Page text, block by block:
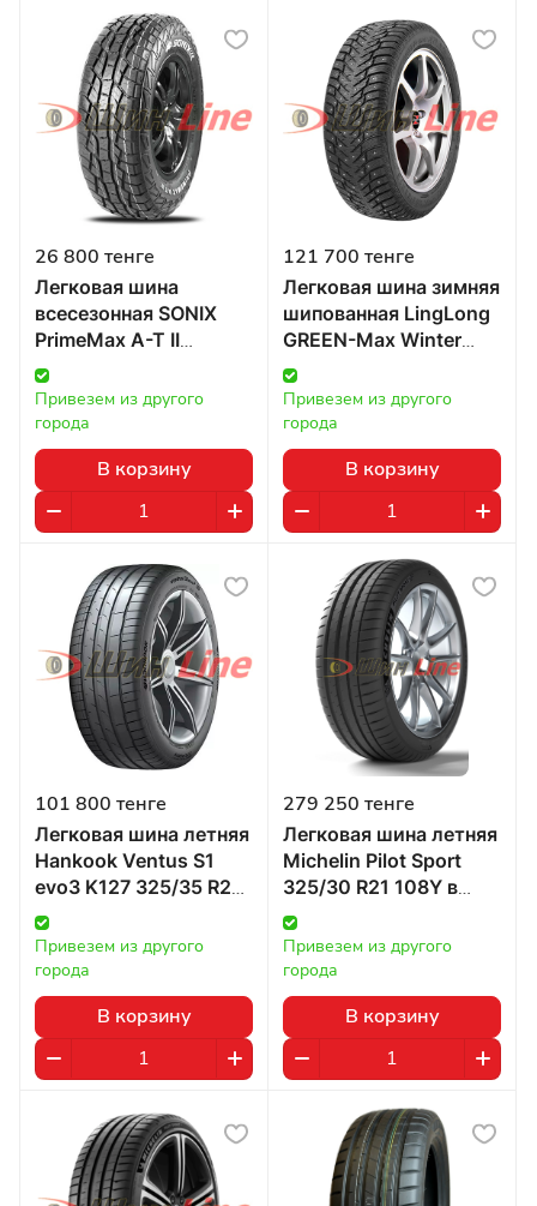
26 800 тенге
Легковая шина
всесезонная SONIX
PrimeMax A-T II
205/70 R15 96H в
Казахстане
Привезем из другого
города
В корзину
121 700 тенге
Легковая шина зимняя
шипованная LingLong
GREEN-Max Winter
GRIP 2 325/40 R22
114T в Казахстане
Привезем из другого
города
В корзину
101 800 тенге
Легковая шина летняя
Hankook Ventus S1
evo3 K127 325/35 R22
в Казахстане
Привезем из другого
города
В корзину
279 250 тенге
Легковая шина летняя
Michelin Pilot Sport
325/30 R21 108Y в
Казахстане
Привезем из другого
города
В корзину